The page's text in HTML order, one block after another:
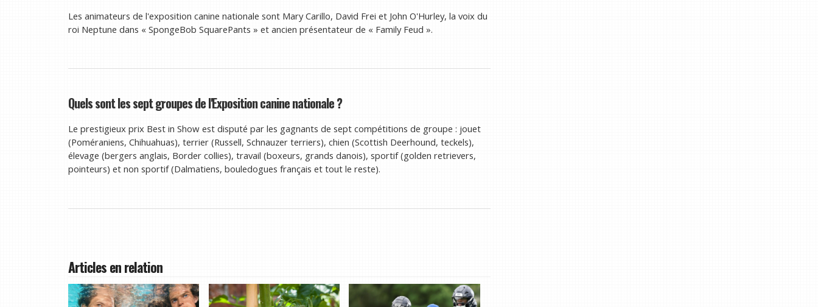
Les animateurs de l'exposition canine nationale sont Mary Carillo, David Frei et John O'Hurley, la voix du
roi Neptune dans « SpongeBob SquarePants » et ancien présentateur de « Family Feud ».
Quels sont les sept groupes de l'Exposition canine nationale ?
Le prestigieux prix Best in Show est disputé par les gagnants de sept compétitions de groupe : jouet
(Poméraniens, Chihuahuas), terrier (Russell, Schnauzer terriers), chien (Scottish Deerhound, teckels),
élevage (bergers anglais, Border collies), travail (boxeurs, grands danois), sportif (golden retrievers,
pointeurs) et non sportif (Dalmatiens, bouledogues français et tout le reste).
Articles en relation